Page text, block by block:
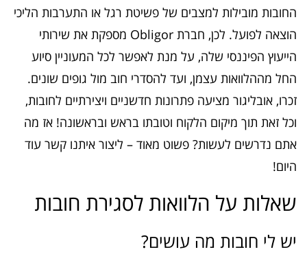
החובות מובילות למצבים של פשיטת רגל או התערבות הליכי
הוצאה לפועל. לכן, חברת Obligor מספקת את שירותי
הייעוץ הפיננסי שלה, על מנת לאפשר לכל המעוניין סיוע
החל מההלוואות עצמן, ועד להסדרי חוב מול גופים שונים.
זכרו, אובליגור מציעה פתרונות חדשניים ויצירתיים לחובות,
וכל זאת תוך מיקום הלקוח וטובתו בראש ובראשונה! אז מה
אתם נדרשים לעשות? פשוט מאוד – ליצור איתנו קשר עוד
היום!
שאלות על הלוואות לסגירת חובות
יש לי חובות מה עושים?